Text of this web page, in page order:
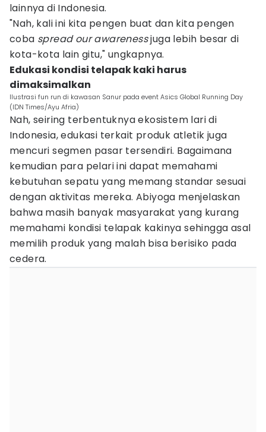
lainnya di Indonesia.
"Nah, kali ini kita pengen buat dan kita pengen
coba spread our awarenessjuga lebih besar di
kota-kota lain gitu," ungkapnya.
Edukasi kondisi telapak kaki harus
dimaksimalkan
Ilustrasi fun run di kawasan Sanur pada event Asics Global Running Day
(IDN Times/Ayu Afria)
Nah, seiring terbentuknya ekosistem lari di
Indonesia, edukasi terkait produk atletik juga
mencuri segmen pasar tersendiri. Bagaimana
kemudian para pelari ini dapat memahami
kebutuhan sepatu yang memang standar sesuai
dengan aktivitas mereka. Abiyoga menjelaskan
bahwa masih banyak masyarakat yang kurang
memahami kondisi telapak kakinya sehingga asal
memilih produk yang malah bisa berisiko pada
cedera.